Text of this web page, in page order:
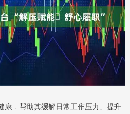
康，帮助其缓解日常工作压力、提升